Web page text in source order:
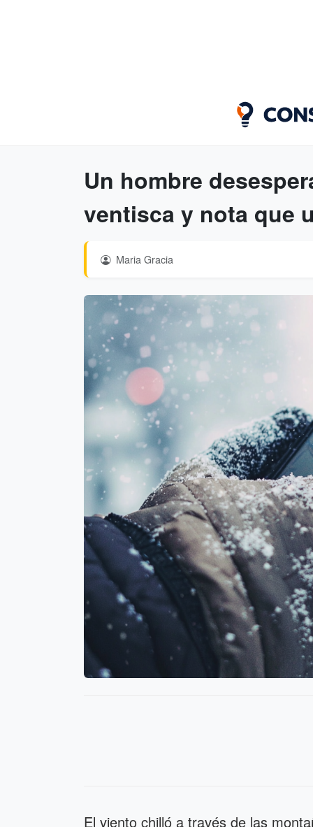
Un hombre
ventisca y nota que
Maria Gracia
El viento chilló a través de las